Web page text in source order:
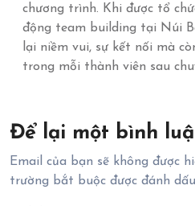
chương trình. Khi được tổ
động team building tại Núi
lại niềm vui, sự kết nối mà
trong mỗi thành viên sau
Để lại một bình
Email của bạn sẽ không được
trường bắt buộc được đánh dấu